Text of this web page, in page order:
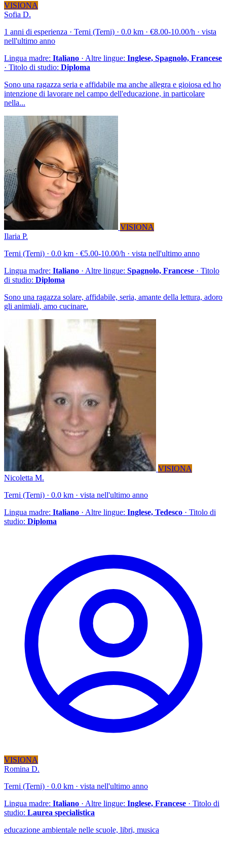
VISIONA
Sofia D.
1 anni di esperienza · Terni (Terni) · 0.0 km · €8.00-10.00/h · vista
nell'ultimo anno
Lingua madre: Italiano · Altre lingue: Inglese, Spagnolo, Francese
· Titolo di studio: Diploma
Sono una ragazza seria e affidabile ma anche allegra e gioiosa ed ho
intenzione di lavorare nel campo dell'educazione, in particolare
nella...
VISIONA
Ilaria P.
Terni (Terni) · 0.0 km · €5.00-10.00/h · vista nell'ultimo anno
Lingua madre: Italiano · Altre lingue: Spagnolo, Francese · Titolo
di studio: Diploma
Sono una ragazza solare, affidabile, seria, amante della lettura, adoro
gli animiali, amo cucinare.
VISIONA
Nicoletta M.
Terni (Terni) · 0.0 km · vista nell'ultimo anno
Lingua madre: Italiano · Altre lingue: Inglese, Tedesco · Titolo di
studio: Diploma
VISIONA
Romina D.
Terni (Terni) · 0.0 km · vista nell'ultimo anno
Lingua madre: Italiano · Altre lingue: Inglese, Francese · Titolo di
studio: Laurea specialistica
educazione ambientale nelle scuole, libri, musica